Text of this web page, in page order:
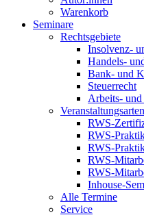
Warenkorb
Seminare
Rechtsgebiete
Insolvenz-
Handels-
Bank- und
Steuerrecht
Arbeits-
Veranstaltungsarten
RWS-
RWS-
RWS-
RWS-
RWS-
Inhouse-
Alle Termine
Service